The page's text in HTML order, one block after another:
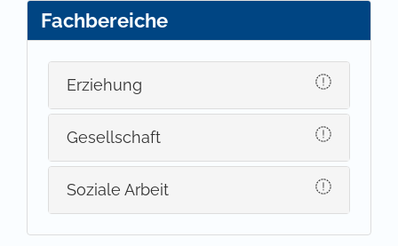
Fachbereiche
Erziehung
Gesellschaft
Soziale Arbeit